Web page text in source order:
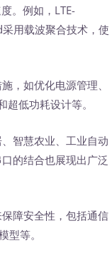
。例如，LTE-
用载波聚合技术，使
，如优化电源管理、
低功耗设计等。
智慧农业、工业自动
的结合也展现出广泛
障安全性，包括通信
等。